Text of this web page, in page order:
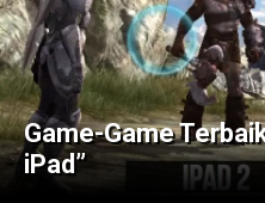
Game-Game
iPad”